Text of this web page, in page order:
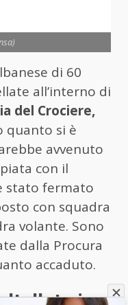
di 60
all’interno di
del Crociere,
quanto si è
avvenuto
con il
stato fermato
con squadra
volante. Sono
dalla Procura
accaduto.